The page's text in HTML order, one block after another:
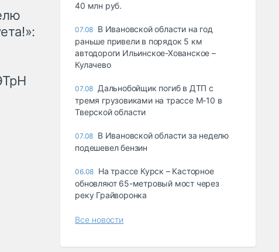
40 млн руб.
07.08 В Ивановской области на год
раньше привели в порядок 5 км
автодороги Ильинское-Хованское –
Кулачево
07.08 Дальнобойщик погиб в ДТП с
тремя грузовиками на трассе М-10 в
Тверской области
07.08 В Ивановской области за неделю
подешевел бензин
06.08 На трассе Курск – Касторное
обновляют 65-метровый мост через
реку Грайворонка
Все новости